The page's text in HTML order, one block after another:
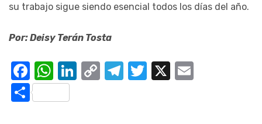
su trabajo sigue siendo esencial todos los días del año.
Por: Deisy Terán Tosta
Facebook
WhatsApp
LinkedIn
CopyTelegram
Twitter
X
Compartir